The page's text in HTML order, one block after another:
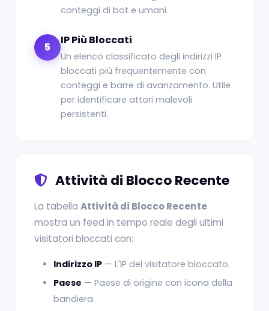
conteggi di bot e umani.
5
IP Più Bloccati
Un elenco classificato degli indirizzi IP
bloccati più frequentemente con
conteggi e barre di avanzamento. Utile
per identificare attori malevoli
persistenti.
Attività di Blocco Recente
La tabella Attività di Blocco Recente
mostra un feed in tempo reale degli ultimi
visitatori bloccati con:
Indirizzo IP — L'IP del visitatore bloccato.
Paese — Paese di origine con icona della
bandiera.